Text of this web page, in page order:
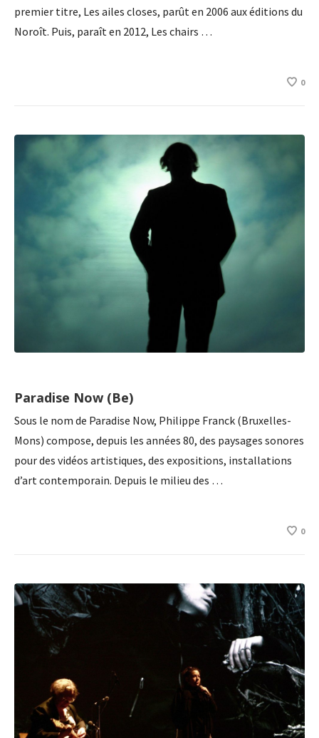
premier titre, Les ailes closes, parût en 2006 aux éditions du
Noroît. Puis, paraît en 2012, Les chairs …
0
Paradise Now (Be)
Sous le nom de Paradise Now, Philippe Franck (Bruxelles-
Mons) compose, depuis les années 80, des paysages sonores
pour des vidéos artistiques, des expositions, installations
d’art contemporain. Depuis le milieu des …
0